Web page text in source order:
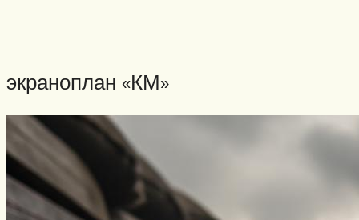
экраноплан «КМ»